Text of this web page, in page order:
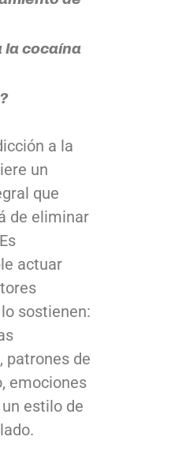
la cocaína
a la
un
que
de eliminar
actuar
sostienen:
patrones de
emociones
estilo de